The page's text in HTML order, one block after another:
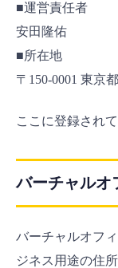
■運営責任者
安田隆佑
■所在地
〒150-0001 東京
ここに登録され
バーチャルオ
バーチャルオフ
ジネス用途の住